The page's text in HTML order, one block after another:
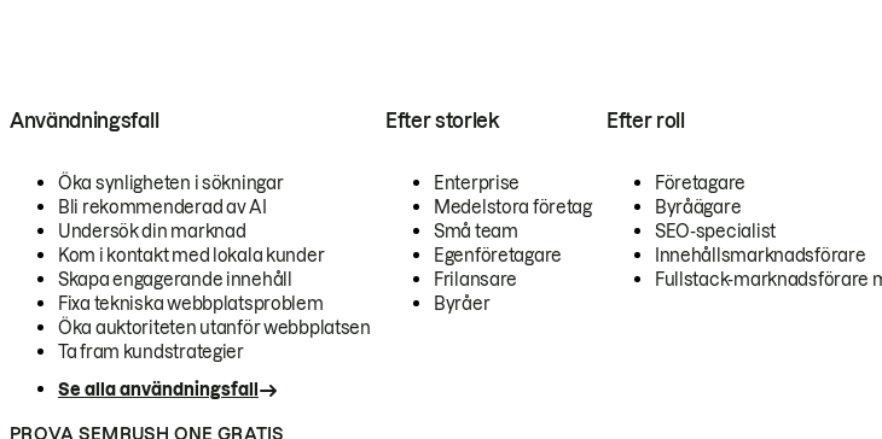
Användningsfall
Öka synligheten i sökningar
Bli rekommenderad av AI
Undersök din marknad
Kom i kontakt med lokala kunder
Skapa engagerande innehåll
Fixa tekniska webbplatsproblem
Öka auktoriteten utanför webbplatsen
Ta fram kundstrategier
Se alla användningsfall
Efter storlek
Enterprise
Medelstora företag
Små team
Egenföretagare
Frilansare
Byråer
Efter roll
Företagare
Byråägare
SEO-specialist
Innehållsmarknadsförare
Fullstack-marknadsförare
PROVA SEMRUSH ONE GRATIS